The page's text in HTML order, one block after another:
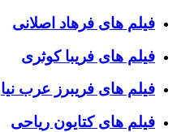
فیلم های فرهاد اصلانی
فیلم های فریبا کوثری
فیلم های فریبرز عرب نیا
فیلم های کتایون ریاحی